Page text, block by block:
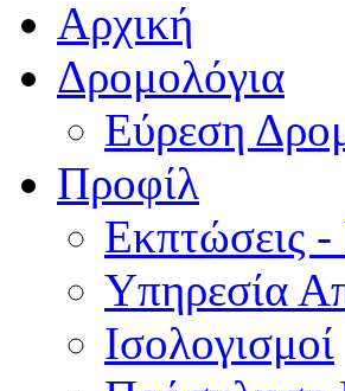
Αρχική
Δρομολόγια
Εύρεση
Προφίλ
Εκπτώσεις
Υπηρεσία
Ισολογισμοί